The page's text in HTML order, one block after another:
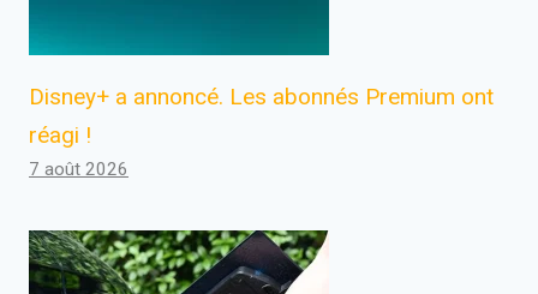
Disney+ a annoncé. Les abonnés Premium ont
réagi !
7 août 2026